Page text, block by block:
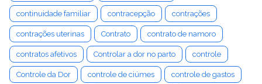
continuidade familiar contracepção contrações
contrações uterinas Contrato contrato de namoro
contratos afetivos Controlar a dor no parto controle
Controle da Dor controle de ciúmes controle de gastos